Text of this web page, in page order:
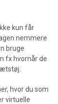
kun får
nemmere
bruge
fx hvornår de
hvor du som
virtuelle